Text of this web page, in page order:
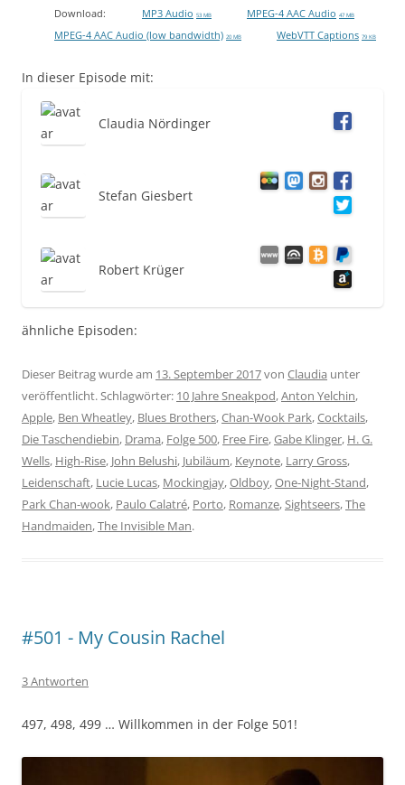
Download: MP3 Audio 53 MB MPEG-4 AAC Audio 47 MB
MPEG-4 AAC Audio (low bandwidth) 20 MB WebVTT Captions 79 KB
In dieser Episode mit:
Claudia Nördinger
Stefan Giesbert
Robert Krüger
ähnliche Episoden:
Dieser Beitrag wurde am 13. September 2017von Claudia unter
veröffentlicht. Schlagwörter: 10 Jahre Sneakpod,Anton Yelchin,
Apple, Ben Wheatley, Blues Brothers,Chan-Wook Park,Cocktails,
Die Taschendiebin, Drama, Folge 500, Free Fire,Gabe Klinger, H. G.
Wells, High-Rise, John Belushi, Jubiläum, Keynote, Larry Gross,
Leidenschaft, Lucie Lucas, Mockingjay,Oldboy,One-Night-Stand,
Park Chan-wook, Paulo Calatré, Porto, Romanze,Sightseers,The
Handmaiden,The Invisible Man.
#501 - My Cousin Rachel
3 Antworten
497, 498, 499 … Willkommen in der Folge 501!